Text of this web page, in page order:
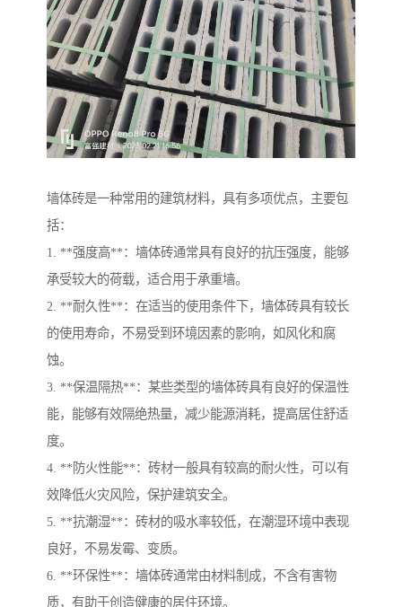
墙体砖是一种常用的建筑材料，具有多项优点，主要包
括：
1. **强度高**：墙体砖通常具有良好的抗压强度，能够
承受较大的荷载，适合用于承重墙。
2. **耐久性**：在适当的使用条件下，墙体砖具有较长
的使用寿命，不易受到环境因素的影响，如风化和腐
蚀。
3. **保温隔热**：某些类型的墙体砖具有良好的保温性
能，能够有效隔绝热量，减少能源消耗，提高居住舒适
度。
4. **防火性能**：砖材一般具有较高的耐火性，可以有
效降低火灾风险，保护建筑安全。
5. **抗潮湿**：砖材的吸水率较低，在潮湿环境中表现
良好，不易发霉、变质。
6. **环保性**：墙体砖通常由材料制成，不含有害物
质，有助于创造健康的居住环境。